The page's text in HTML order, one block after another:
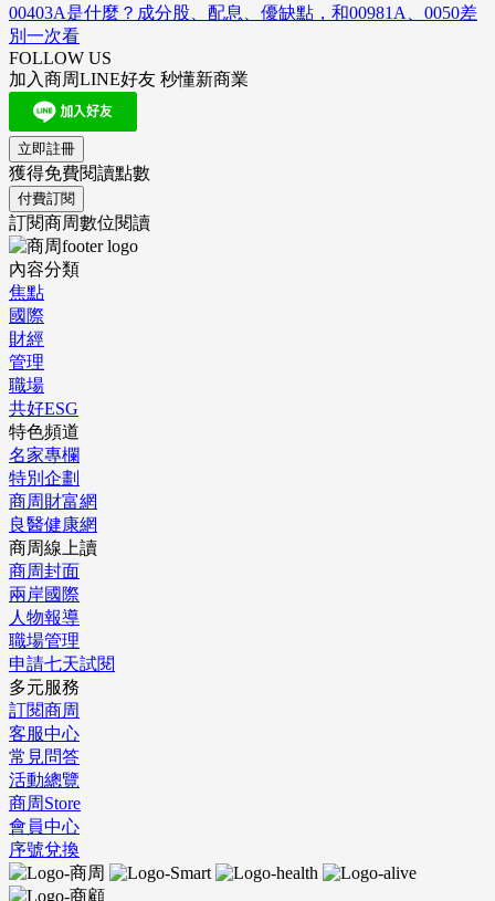
00403A是什麼？成分股、配息、優缺點，和00981A、0050差
別一次看
FOLLOW US
加入商周LINE好友 秒懂新商業
立即註冊
獲得免費閱讀點數
付費訂閱
訂閱商周數位閱讀
內容分類
焦點
國際
財經
管理
職場
共好ESG
特色頻道
名家專欄
特別企劃
商周財富網
良醫健康網
商周線上讀
商周封面
兩岸國際
人物報導
職場管理
申請七天試閱
多元服務
訂閱商周
客服中心
常見問答
活動總覽
商周Store
會員中心
序號兌換